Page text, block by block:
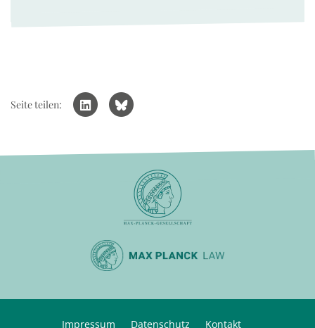
Seite teilen:
Impressum Datenschutz Kontakt